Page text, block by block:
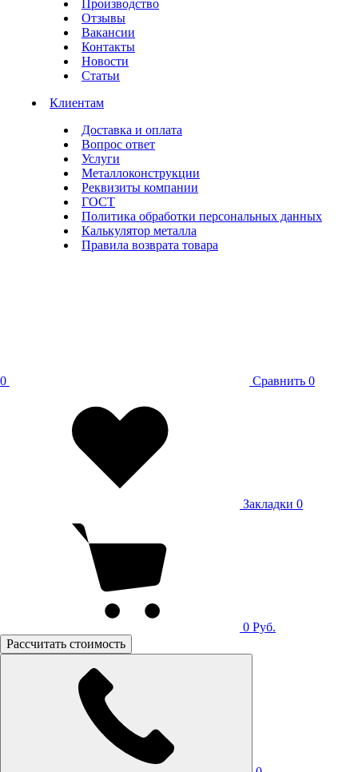
Производство
Отзывы
Вакансии
Контакты
Новости
Статьи
Клиентам
Доставка и оплата
Вопрос ответ
Услуги
Металлоконструкции
Реквизиты компании
ГОСТ
Политика обработки персональных данных
Калькулятор металла
Правила возврата товара
0 Сравнить 0
Закладки 0
0 Руб.
Рассчитать стоимость